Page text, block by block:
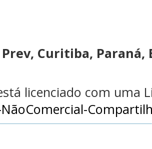
Prev, Curitiba, Paraná,
licenciado com uma